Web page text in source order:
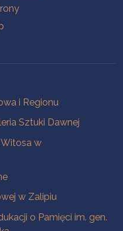
i Regionu
Sztuki Dawnej
w
w Zalipiu
o Pamięci im. gen.